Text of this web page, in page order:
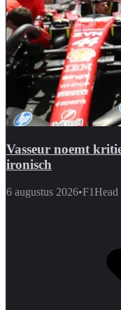
Vasseur noemt
ironisch
6 augustus 2026•F1Head